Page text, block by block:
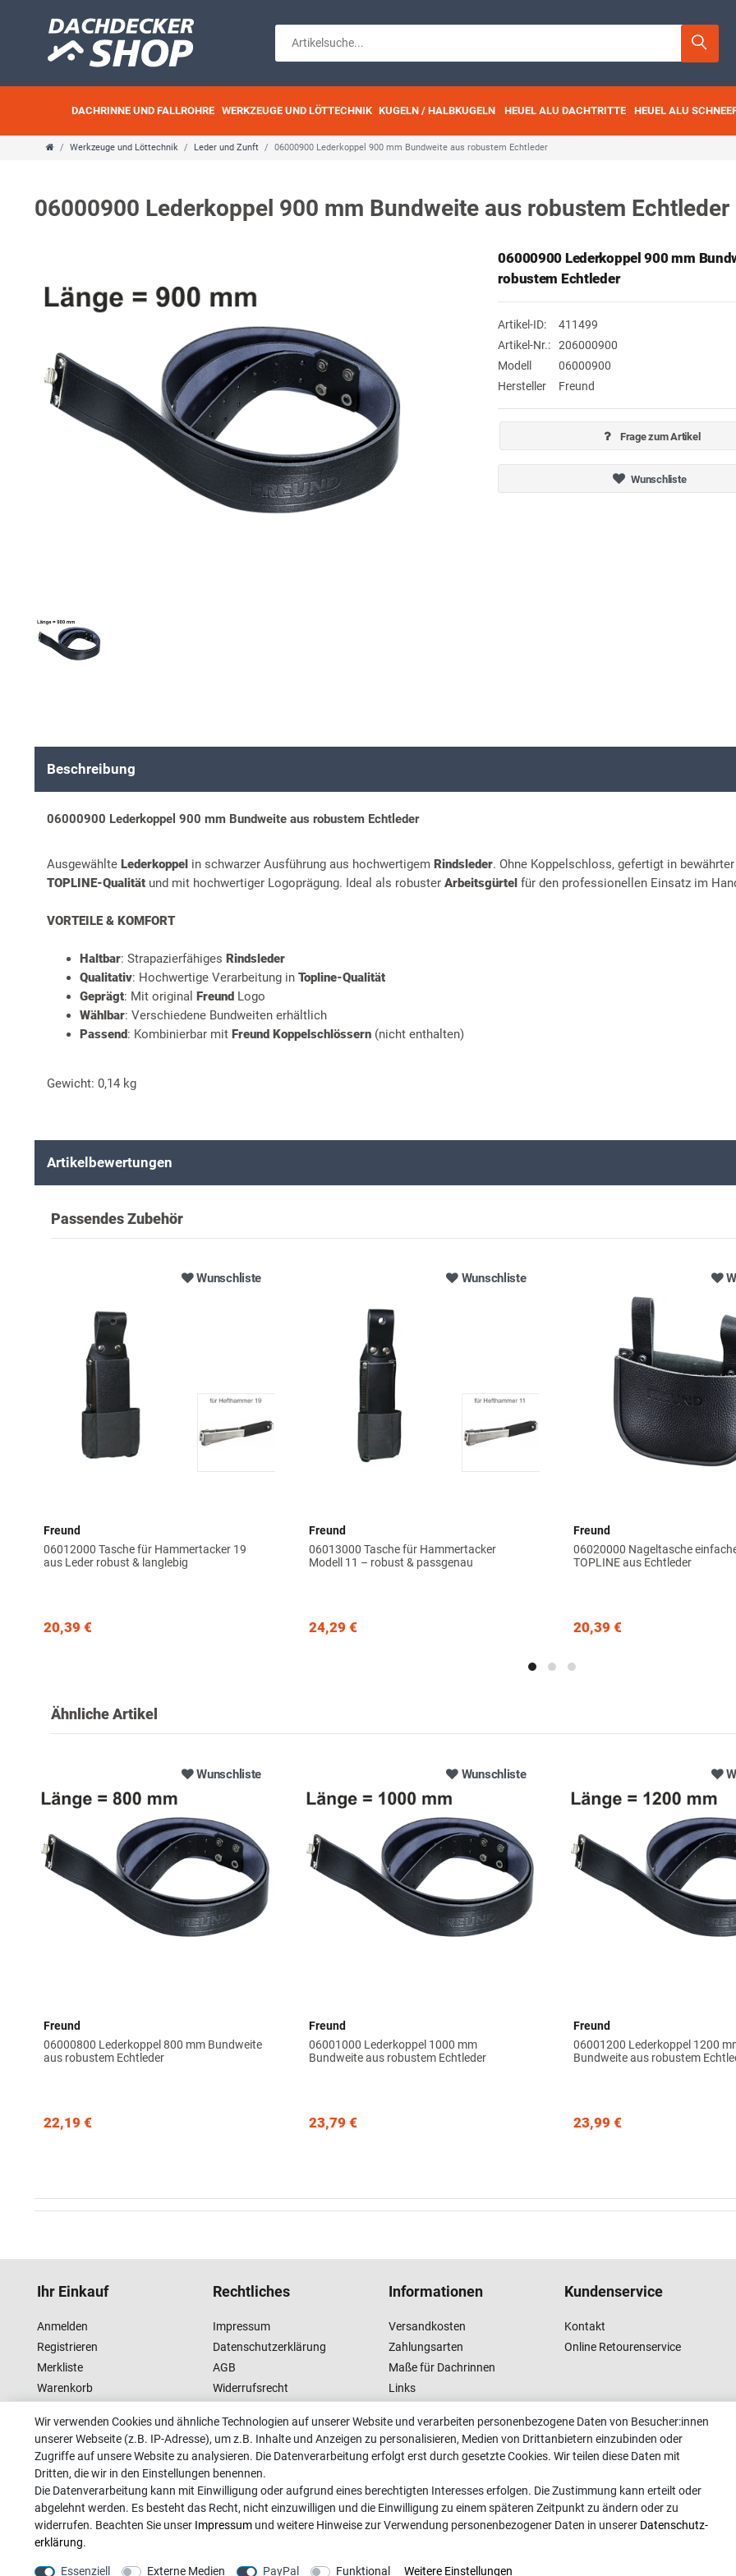
DACHRINNE UND FALLROHRE WERKZEUGE UND LÖTTECHNIK KUGELN / HALBKUGELN HEUEL ALU DACHTRITTE HEUEL ALU
Werkzeuge und Löttechnik Leder und Zunft 06000900 Lederkoppel 900 mm Bundweite aus robustem Echtleder
06000900 Lederkoppel 900 mm Bundweite aus robustem Echtleder
06000900 Lederkoppel 900 mm
robustem Echtleder
Artikel-ID:
411499
Artikel-Nr.:
206000900
Modell
06000900
Hersteller
Freund
Frage zum Artikel
Wunschliste
Beschreibung
06000900 Lederkoppel 900 mm Bundweite aus robustem Echtleder
Ausgewählte Lederkoppel in schwarzer Ausführung aus hochwertigem Rindsleder. Ohne Koppelschloss, gefertigt in bewährter
TOPLINE-Qualität und mit hochwertiger Logoprägung. Ideal als robuster Arbeitsgürtel für den professionellen Einsatz im
VORTEILE & KOMFORT
Haltbar: Strapazierfähiges Rindsleder
Qualitativ: Hochwertige Verarbeitung in Topline-Qualität
Geprägt: Mit original Freund Logo
Wählbar: Verschiedene Bundweiten erhältlich
Passend: Kombinierbar mit Freund Koppelschlössern (nicht enthalten)
Gewicht: 0,14 kg
Artikelbewertungen
Passendes Zubehör
Wunschliste
Freund
06012000 Tasche für Hammertacker 19
aus Leder robust & langlebig
20,39 €
Wunschliste
Freund
06013000 Tasche für Hammertacker
Modell 11 – robust & passgenau
24,29 €
Freund
06020000 Nageltasche
TOPLINE aus Echtleder
20,39 €
Ähnliche Artikel
Wunschliste
Freund
06000800 Lederkoppel 800 mm Bundweite
aus robustem Echtleder
22,19 €
Wunschliste
Freund
06001000 Lederkoppel 1000 mm
Bundweite aus robustem Echtleder
23,79 €
Freund
06001200 Lederkoppel 1200
Bundweite aus robustem
23,99 €
Ihr Einkauf
Anmelden
Registrieren
Merkliste
Warenkorb
Rechtliches
Impressum
Datenschutzerklärung
AGB
Widerrufsrecht
Informationen
Versandkosten
Zahlungsarten
Maße für Dachrinnen
Links
Vertrag widerrufen
Kundenservice
Kontakt
Online Retourenservice
Wir verwenden Cookies und ähnliche Technologien auf unserer Website und verarbeiten personenbezogene Daten von Besucher:innen
unserer Webseite (z.B. IP-Adresse), um z.B. Inhalte und Anzeigen zu personalisieren, Medien von Drittanbietern einzubinden oder
Zugriffe auf unsere Website zu analysieren. Die Datenverarbeitung erfolgt erst durch gesetzte Cookies. Wir teilen diese Daten mit
Dritten, die wir in den Einstellungen benennen.
Die Datenverarbeitung kann mit Einwilligung oder aufgrund eines berechtigten Interesses erfolgen. Die Zustimmung kann erteilt oder
abgelehnt werden. Es besteht das Recht, nicht einzuwilligen und die Einwilligung zu einem späteren Zeitpunkt zu ändern oder zu
widerrufen. Beachten Sie unser Impressum und weitere Hinweise zur Verwendung personenbezogener Daten in unserer Daten­schutz­
erklärung.
Essenziell Externe Medien PayPal Funktional Weitere Einstellungen